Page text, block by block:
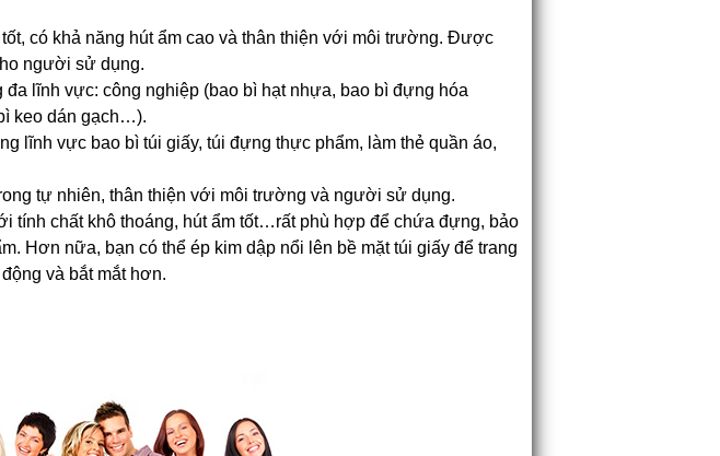
có khả năng hút ẩm cao và thân thiện với môi trường. Được
người sử dụng.
lĩnh vực: công nghiệp (bao bì hạt nhựa, bao bì đựng hóa
keo dán gạch…).
lĩnh vực bao bì túi giấy, túi đựng thực phẩm, làm thẻ quần áo,
tự nhiên, thân thiện với môi trường và người sử dụng.
tính chất khô thoáng, hút ẩm tốt…rất phù hợp để chứa đựng, bảo
Hơn nữa, bạn có thể ép kim dập nổi lên bề mặt túi giấy để trang
và bắt mắt hơn.